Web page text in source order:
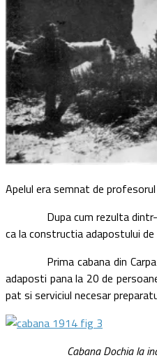
Apelul era semnat de
Dupa cum rezulta dintr-o
ca la constructia adapostului
Prima cabana din Carpatii
adaposti pana la 20 de
pat si serviciul necesar
Cabana Dochia la